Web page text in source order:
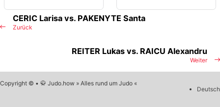
Zurück
CERIC Larisa vs. PAKENYTE Santa
Weiter
REITER Lukas vs. RAICU Alexandru
Copyright © • 🥋 Judo.how » Alles rund um Judo «
Deutsch